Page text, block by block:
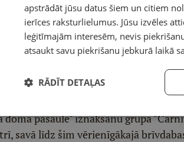
doma pasaulē" iznākšanu grupa
savā līdz šim vērienīgākajā
apstrādāt jūsu datus šiem un citiem
ierīces raksturlielumus. Jūsu izvēles
leģitīmajām interesēm, nevis
atsaukt savu piekrišanu jebkurā laikā
RĀDĪT DETAĻAS